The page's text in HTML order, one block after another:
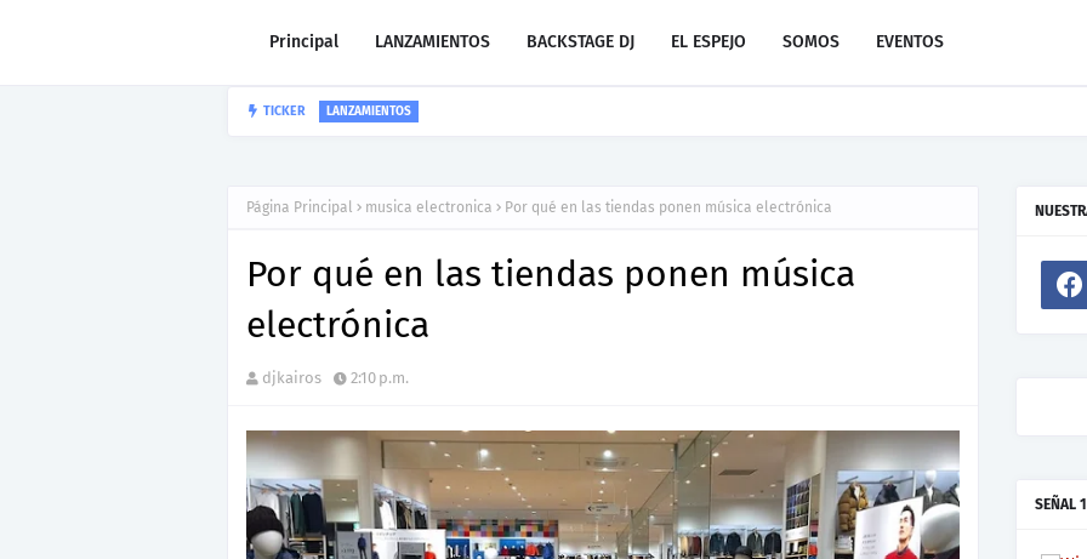
Principal LANZAMIENTOS BACKSTAGE DJ EL ESPEJO SOMOS EVENTOS
TICKER CARLOS GARIBAY JR
Página Principal musica electronica Por qué en las tiendas ponen música electrónica
Por qué en las tiendas ponen música
electrónica
djkairos 2:10 p.m.
SEÑAL 1